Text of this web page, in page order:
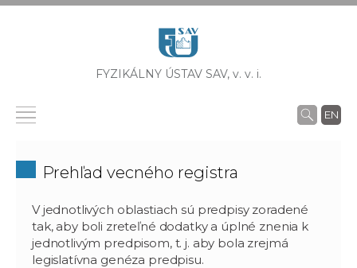
FYZIKÁLNY ÚSTAV SAV, v. v. i.
EN
Prehľad vecného registra
V jednotlivých oblastiach sú predpisy zoradené
tak, aby boli zreteľné dodatky a úplné znenia k
jednotlivým predpisom, t. j. aby bola zrejmá
legislatívna genéza predpisu.